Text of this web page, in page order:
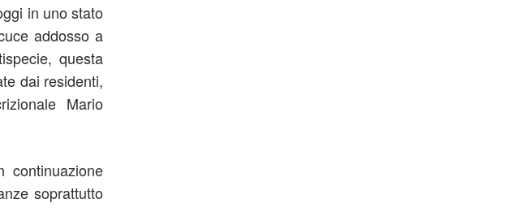
in uno stato
addosso a
questa
dai residenti,
Mario
soprattutto